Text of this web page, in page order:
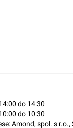
do 14:30
do 10:30
Amond, spol. s